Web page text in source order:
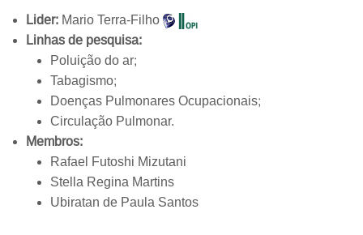
Lider: Mario Terra-Filho
Linhas de pesquisa:
Poluição do ar;
Tabagismo;
Doenças Pulmonares Ocupacionais;
Circulação Pulmonar.
Membros:
Rafael Futoshi Mizutani
Stella Regina Martins
Ubiratan de Paula Santos